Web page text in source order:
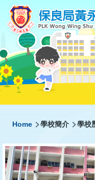
Skip to main content
Main
navigation
Breadcrumb
Home 學校簡介 學校